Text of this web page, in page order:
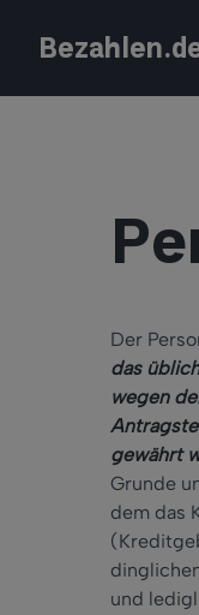
Der
das
wegen
gewährt
Grunde
dem das
und